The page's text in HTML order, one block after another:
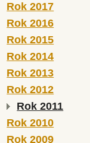
Rok 2017
Rok 2016
Rok 2015
Rok 2014
Rok 2013
Rok 2012
Rok 2011
Rok 2010
Rok 2009